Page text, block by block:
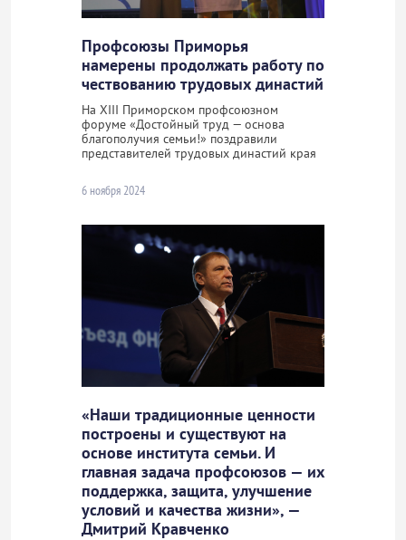
Профсоюзы Приморья
намерены продолжать работу по
чествованию трудовых династий
На ХIII Приморском профсоюзном
форуме «Достойный труд — основа
благополучия семьи!» поздравили
представителей трудовых династий края
6 ноября 2024
«Наши традиционные ценности
построены и существуют на
основе института семьи. И
главная задача профсоюзов — их
поддержка, защита, улучшение
условий и качества жизни», —
Дмитрий Кравченко